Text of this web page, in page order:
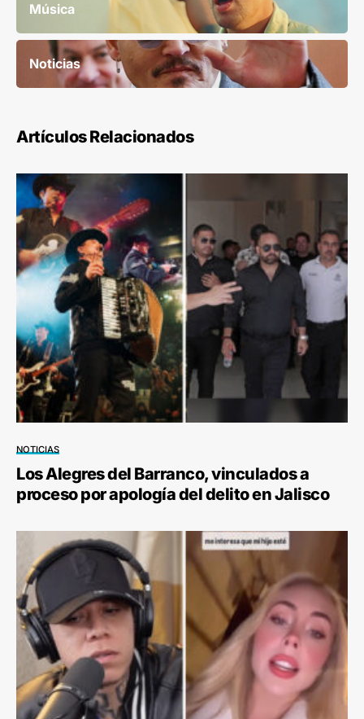
Música
Noticias
Artículos Relacionados
NOTICIAS
Los Alegres del Barranco, vinculados a
proceso por apología del delito en Jalisco